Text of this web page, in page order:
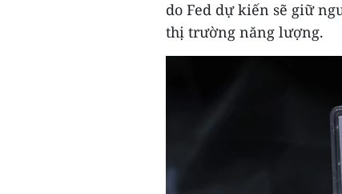
do Fed dự kiến sẽ giữ
thị trường năng lượng.